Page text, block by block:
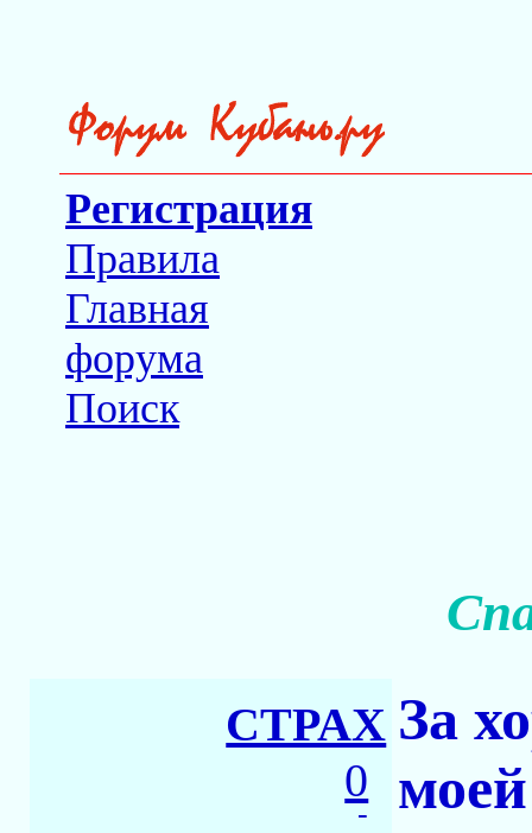
Регистрация
Правила
Главная
форума
Поиск
CTPAX
0
-
За